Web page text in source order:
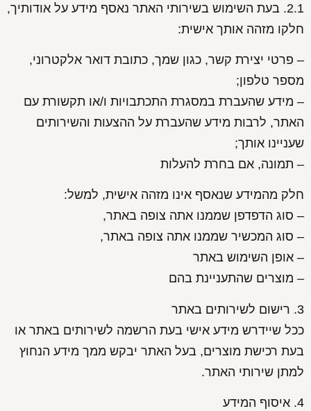
2.1. בעת השימוש בשירותי האתר נאסף מידע על אודותיך,
חלקו מזהה אותך אישית:
– פרטי יצירת קשר, כגון שמך, כתובת דואר אלקטרוני,
מספר טלפון;
– מידע שהעברת במסגרת התכתבויות ו/או תקשורת עם
האתר, לרבות מידע שהעברת על ההצעות והשירותים
שעניינו אותך;
– תמונה, אם בחרת להעלות
חלק מהמידע שנאסף אינו מזהה אישית, למשל:
– סוג הדפדפן שממנו אתה צופה באתר,
– סוג המכשיר שממנו אתה צופה באתר,
– אופן השימוש באתר
– מוצרים שהתעניינת בהם
3. רישום לשירותים באתר
ככל שיידרש מידע אישי בעת הרשמה לשירותים באתר או
בעת רכישת מוצרים, בעל האתר יבקש ממך מידע הנחוץ
למתן שירותי האתר.
4. איסוף המידע